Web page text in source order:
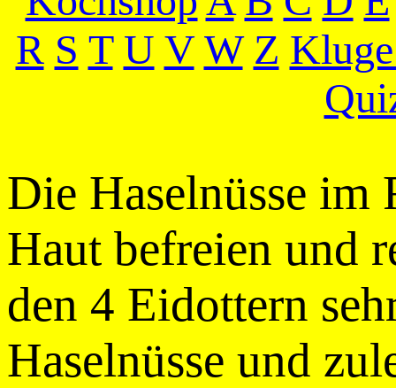
R S T U V W Z
Die Haselnüsse im
Haut befreien und
den 4 Eidottern
Haselnüsse und